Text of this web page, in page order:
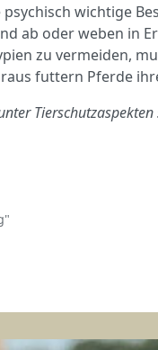
wichtige
ab oder weben in
zu vermeiden,
futtern Pferde